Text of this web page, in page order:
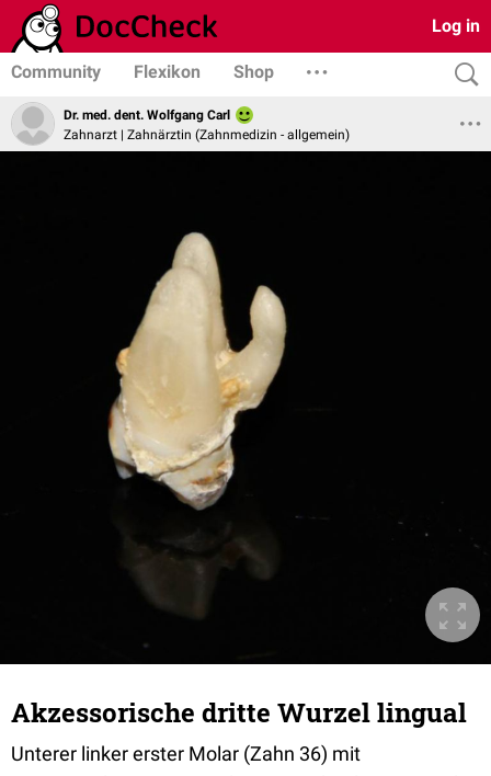
Log in
Community Flexikon Shop
Dr. med. dent. Wolfgang Carl
Zahnarzt | Zahnärztin (Zahnmedizin - allgemein)
Akzessorische dritte Wurzel lingual
Unterer linker erster Molar (Zahn 36) mit